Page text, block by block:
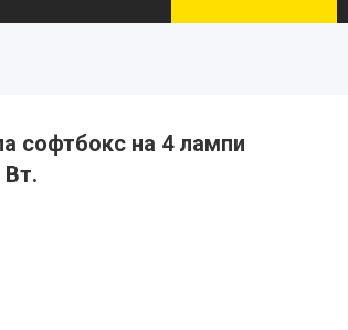
софтбокс на 4 лампи
Вт.